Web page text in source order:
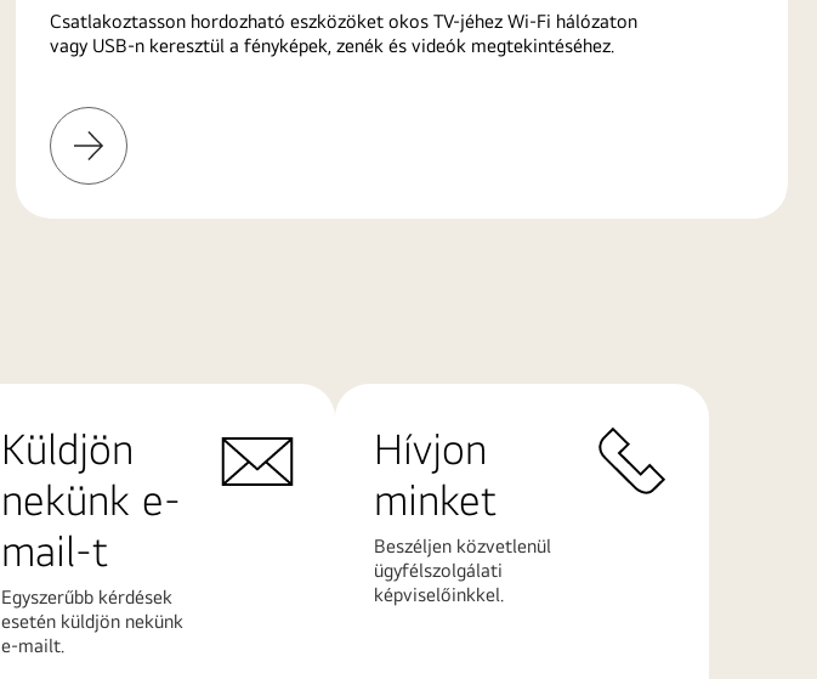
Csatlakoztasson hordozható eszközöket okos TV-jéhez Wi-Fi hálózaton
vagy USB-n keresztül a fényképek, zenék és videók megtekintéséhez.
További
információk
Küldjön
nekünk e-
mail-t
Egyszerűbb kérdések
esetén küldjön nekünk
e-mailt.
Hívjon
minket
Beszéljen közvetlenül
ügyfélszolgálati
képviselőinkkel.